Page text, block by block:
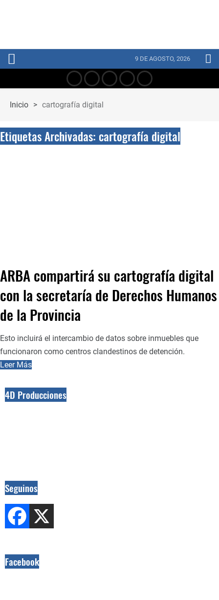
9 DE AGOSTO, 2026
Inicio > cartografía digital
Etiquetas Archivadas: cartografía digital
ARBA compartirá su cartografía digital
con la secretaría de Derechos Humanos
de la Provincia
Esto incluirá el intercambio de datos sobre inmuebles que
funcionaron como centros clandestinos de detención.
Leer Más
4D Producciones
Seguinos
Facebook